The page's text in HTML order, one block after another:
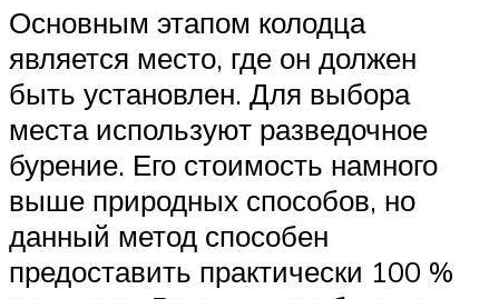
Основным этапом колодца
является место, где он должен
быть установлен. Для выбора
места используют разведочное
бурение. Его стоимость намного
выше природных способов, но
данный метод способен
предоставить практически 100 %